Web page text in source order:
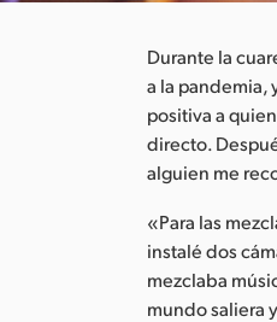
Durante la
a la pandemia,
positiva a
directo.
alguien me
«Para las
instalé dos
mezclaba
mundo saliera